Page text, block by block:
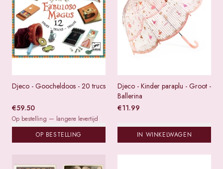
Djeco - Goocheldoos - 20 trucs
€59.50
Op bestelling — langere levertijd
OP BESTELLING
Djeco - Kinder paraplu - Groot -
Ballerina
€11.99
IN WINKELWAGEN